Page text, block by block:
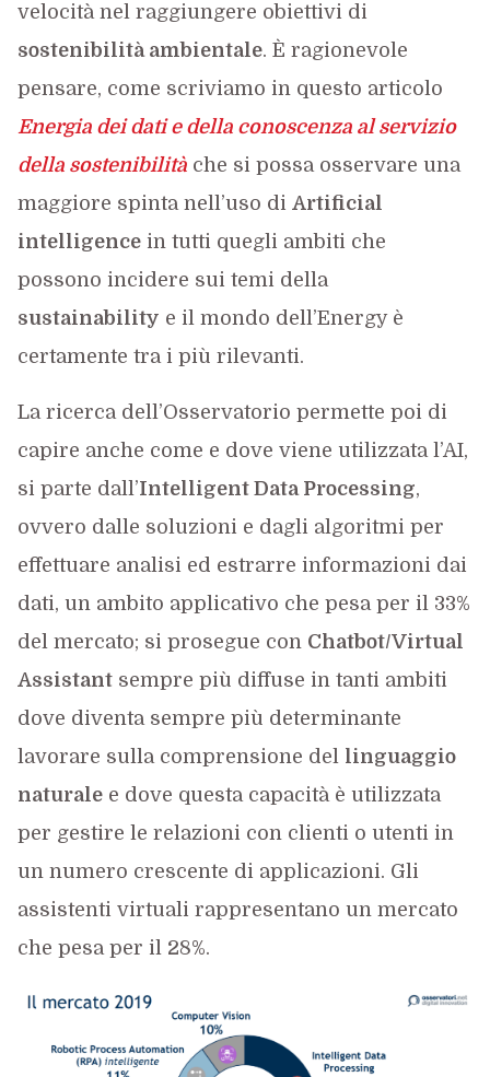
velocità nel raggiungere obiettivi di
sostenibilità ambientale. È ragionevole
pensare, come scriviamo in questo articolo
Energia dei dati e della conoscenza al servizio
della sostenibilitàche si possa osservare una
maggiore spinta nell’uso di Artificial
intelligencein tutti quegli ambiti che
possono incidere sui temi della
sustainability e il mondo dell’Energy è
certamente tra i più rilevanti.
La ricerca dell’Osservatorio permette poi di
capire anche come e dove viene utilizzata l’AI,
si parte dall’Intelligent Data Processing,
ovvero dalle soluzioni e dagli algoritmi per
effettuare analisi ed estrarre informazioni dai
dati, un ambito applicativo che pesa per il 33%
del mercato; si prosegue con Chatbot/Virtual
Assistantsempre più diffuse in tanti ambiti
dove diventa sempre più determinante
lavorare sulla comprensione del linguaggio
naturalee dove questa capacità è utilizzata
per gestire le relazioni con clienti o utenti in
un numero crescente di applicazioni. Gli
assistenti virtuali rappresentano un mercato
che pesa per il 28%.